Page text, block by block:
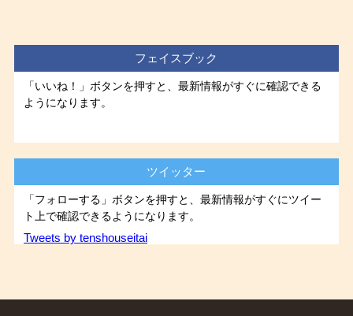
フェイスブック
「いいね！」ボタンを押すと、最新情報がすぐに確認できる
ようになります。
ツイッター
「フォローする」ボタンを押すと、最新情報がすぐにツイー
ト上で確認できるようになります。
Tweets by tenshouseitai